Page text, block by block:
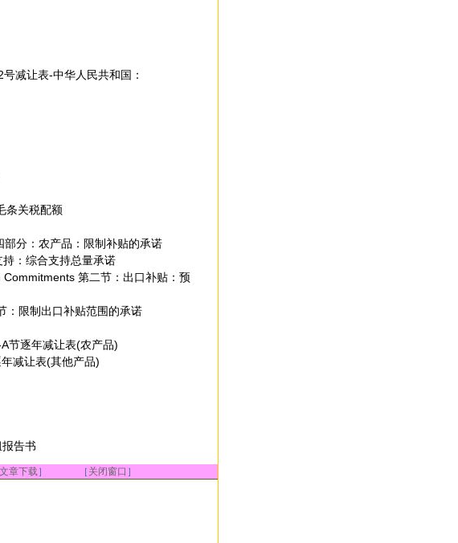
减让表-中华人民共和国：
条关税配额
分：农产品：限制补贴的承诺
：综合支持总量承诺
第二节：出口补贴：预
：限制出口补贴范围的承诺
节逐年减让表(农产品)
减让表(其他产品)
告书
文章下载］ ［ 关闭窗口 ］